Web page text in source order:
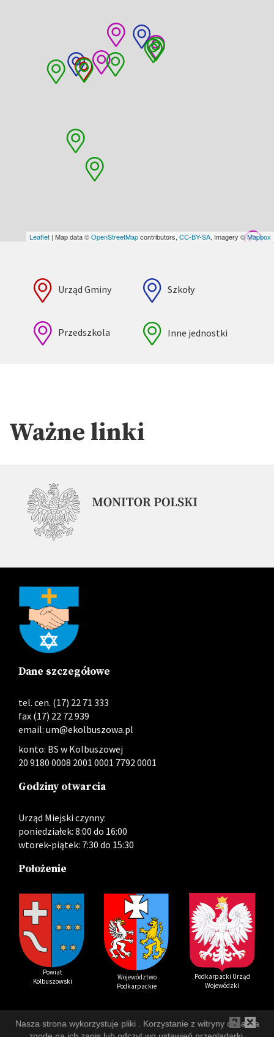
Leaflet | Map data ©OpenStreetMapcontributors, CC-BY-SA, Imagery ©Mapbox
Urząd Gminy Szkoły
Przedszkola Inne jednostki
Ważne linki
Dane szczegółowe
tel. cen. (17) 22 71 333
fax (17) 22 72 939
email: um@ekolbuszowa.pl
konto: BS w Kolbuszowej
20 9180 0008 2001 0001 7792 0001
Godziny otwarcia
Urząd Miejski czynny:
poniedziałek: 8:00 do 16:00
wtorek-piątek: 7:30 do 15:30
Położenie
Powiat
Kolbuszowski
Województwo
Podkarpackie
Podkarpacki Urząd
Wojewódzki
Login Rejest zmian
Wersja
Nasza strona wykorzystuje pliki . Korzystanie z witryny oznacza